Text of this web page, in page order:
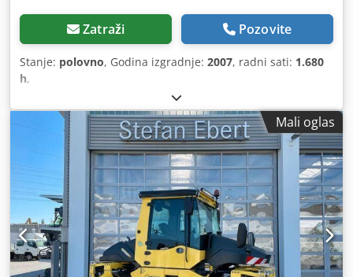
Zatraži Pozovite
Stanje: polovno, Godina izgradnje: 2007, radni sati: 1.680
h,
Mali oglas